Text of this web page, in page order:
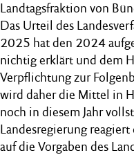
Landtagsfraktion von
Das Urteil des
2025 hat den 2024
nichtig erklärt und dem
Verpflichtung zur
wird daher die Mittel in
noch in diesem Jahr
Landesregierung
auf die Vorgaben des